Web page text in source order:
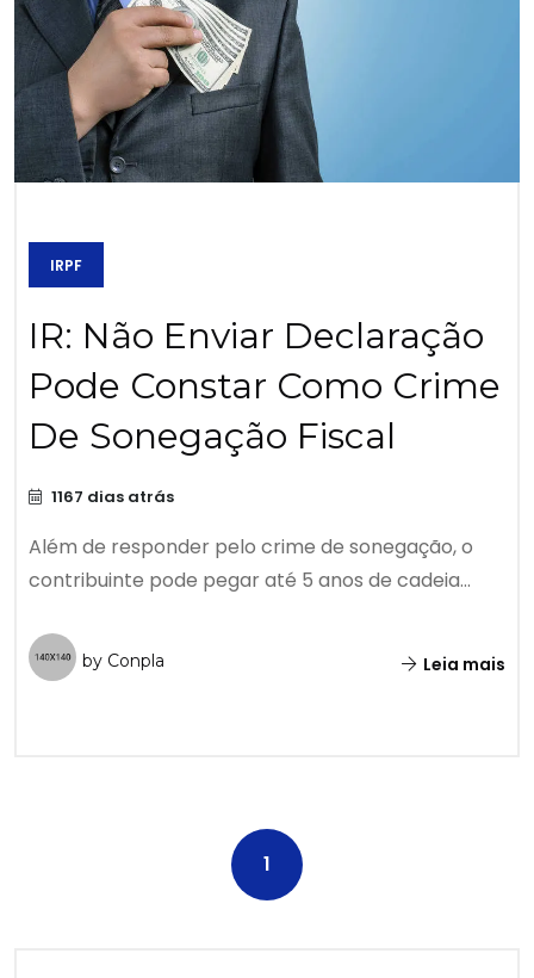
IRPF
IR: Não Enviar Declaração
Pode Constar Como Crime
De Sonegação Fiscal
1167 dias atrás
Além de responder pelo crime de sonegação, o
contribuinte pode pegar até 5 anos de cadeia...
by Conpla Leia mais
1